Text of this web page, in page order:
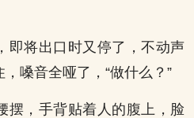
即将出口时又停了，不动声
嗓音全哑了，“做什么？”
摆，手背贴着人的腹上，脸